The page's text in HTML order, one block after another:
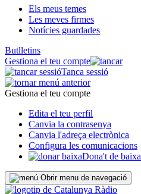
Els meus temes
Les meves firmes
Notícies guardades
Butlletins
Gestiona el teu compte
Tanca sessió
Gestiona el teu compte
Edita el teu perfil
Canvia la contrasenya
Canvia l'adreça electrònica
Configura les comunicacions
Dona't de baixa
Obrir menu de navegació